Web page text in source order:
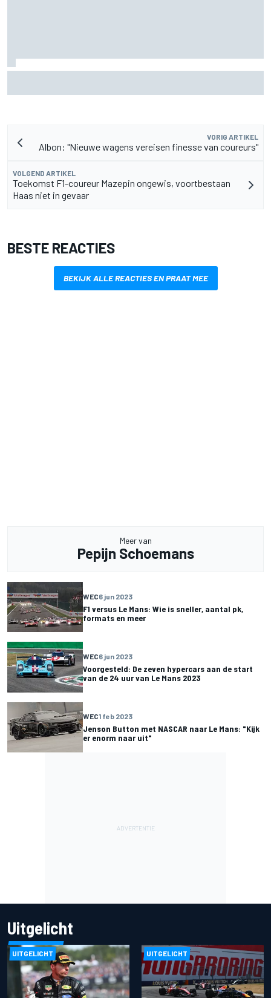
VORIG ARTIKEL
Albon: "Nieuwe wagens vereisen finesse van coureurs"
VOLGEND ARTIKEL
Toekomst F1-coureur Mazepin ongewis, voortbestaan
Haas niet in gevaar
BESTE REACTIES
BEKIJK ALLE REACTIES EN PRAAT MEE
Meer van
Pepijn Schoemans
WEC6 jun 2023
F1 versus Le Mans: Wie is sneller, aantal pk,
formats en meer
WEC6 jun 2023
Voorgesteld: De zeven hypercars aan de start
van de 24 uur van Le Mans 2023
WEC1 feb 2023
Jenson Button met NASCAR naar Le Mans: "Kijk
er enorm naar uit"
Uitgelicht
UITGELICHT UITGELICHT